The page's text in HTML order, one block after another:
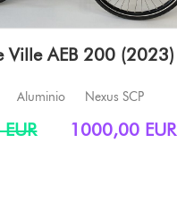
Ville AEB 200 (2023)
Aluminio Nexus SCP
1000,00 EUR